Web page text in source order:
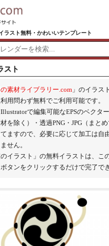
ラスト無料・かわいいテンプレート
スト
素材ライブラリー.com」のイラス
用問わず無料でご利用可能です。
で編集可能なEPSのベクタ
を除く）・透過PNG・JPG（まと
ますので、必要に応じて加工は自
せん。
イラスト」の無料イラストは、こ
タンをクリックするだけで完了で